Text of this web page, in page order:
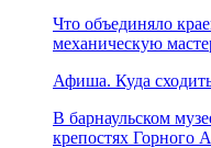
Что объединяло
механическую
Афиша. Куда
В барнаульском
крепостях Горного